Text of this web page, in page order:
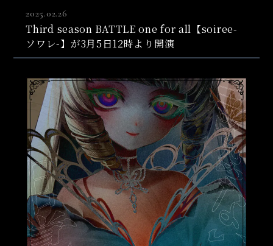
2025.02.26
Third season BATTLE one for all【soiree-
ソワレ-】が3月5日12時より開演